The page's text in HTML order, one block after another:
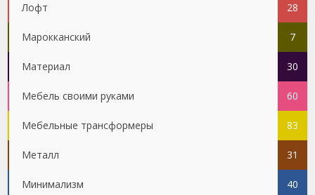
Лофт 28
Марокканский 7
Материал 30
Мебель своими руками 60
Мебельные трансформеры 83
Металл 31
Минимализм 40